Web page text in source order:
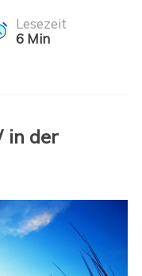
Lesezeit
6Min
in der